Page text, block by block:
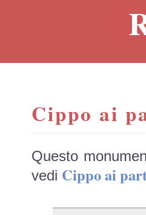
Cippo ai
Questo
vedi Cippo ai